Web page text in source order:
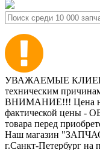
УВАЖАЕМЫЕ
техническим
ВНИМАНИЕ!!! Цена на
фактической цены -
товара перед
Наш магазин
г.Санкт-Петербург на